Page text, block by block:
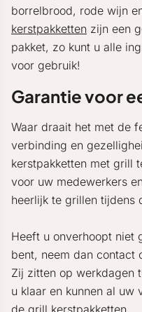
borrelbrood, rode wijn
kerstpakketten zijn een
pakket, zo kunt u alle
voor gebruik!
Garantie voor
Waar draait het met de
verbinding en
kerstpakketten met grill
voor uw medewerkers
heerlijk te grillen tijdens
Heeft u onverhoopt niet
bent, neem dan contact
Zij zitten op werkdagen
u klaar en kunnen al uw
de grill kerstpakketten.